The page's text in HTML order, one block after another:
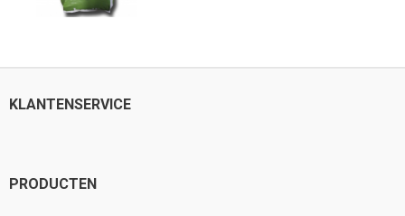
KLANTENSERVICE
PRODUCTEN